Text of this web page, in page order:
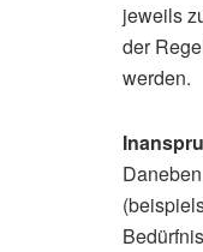
jeweils
der
werden.